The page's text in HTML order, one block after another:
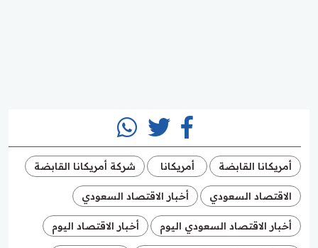
أمريكانا القابضة أمريكانا شركة أمريكانا القابضة
الاقتصاد السعودي أخبار الاقتصاد السعودي
أخبار الاقتصاد السعودي اليوم أخبار الاقتصاد اليوم